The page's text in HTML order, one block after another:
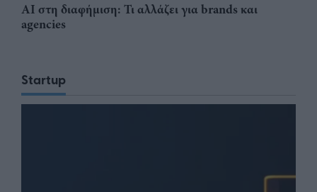
AI στη διαφήμιση: Τι αλλάζει για brands και
agencies
Startup